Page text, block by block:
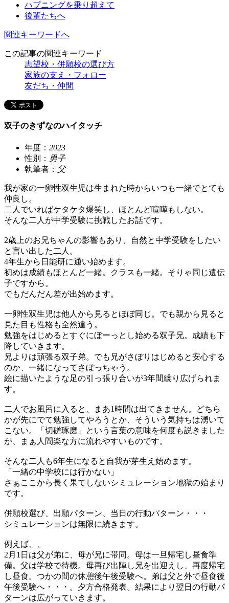
ハプニングを乗り超えて
後輩たちへ
関連キーワードへ
この記事の関連キーワード
志望校・併願校の選び方
家族の支え・フォロー
友だち・仲間
双子のきずなのハイタッチ
年度： 2023
性別： 男子
執筆者： 父
我が家の一卵性双生児は生まれた時からいつも一緒でとても
仲良し。
二人でいればケタケタ爆笑し、ほとんど喧嘩もしない。
そんな二人が中学受験に挑戦したお話です。
2歳上のお兄ちゃんの影響もあり、自然と中学受験をしたい
と言い出した二人。
4年生から日能研に通い始めます。
初めは成績もほとんど一緒。クラスも一緒。そりゃ同じ遺伝
子ですから。
でもだんだん差が出始めます。
一卵性双生児は他人から見るとほぼ同じ。でも親から見ると
見た目も性格も全然違う。
勉強をはじめるとすぐにぼーっとし始める双子兄。成績も下
降していきます。
兄よりは頑張る双子弟。でも兄がさぼりはじめると安心する
のか、一緒になってさぼっちゃう。
絵に描いたような足の引っ張り合いが3年間繰り広げられま
す。
二人でお風呂に入ると、まあ1時間は出てきません。どちら
かが先にでて勉強してやろうとか、そういう気持ちは湧いて
こない。「切磋琢磨」という言葉の意味を何度も説きました
が、まぁ人間楽な方に流れやすいものです。
そんな二人も6年生になると自我が芽生え始めます。
「一緒の中学校には行かない」
さぁここから長く果てしないシミュレーション地獄の始まり
です。
併願校選び、出願パターン、当日の行動パターン・・・
シミュレーションは無限に続きます。
例えば、、
2月1日は父が弟に、母が兄に帯同。母は一旦帰宅し昼食準
備。父は学校で待機。母再び出陣し兄を出迎えし、再度帰宅
し昼食。つかの間の休憩後午後受験へ。弟は父と外で昼食後
午後受験へ・・・。夕方合格発表。結果により翌日の行動パ
ターンは広がっていきます。